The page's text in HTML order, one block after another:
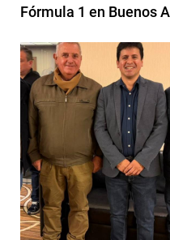
Fórmula 1 en Buenos